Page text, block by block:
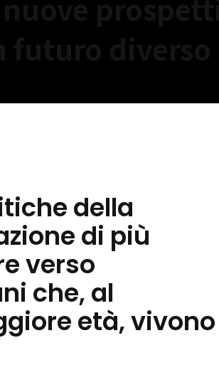
della
di più
verso
che, al
età, vivono